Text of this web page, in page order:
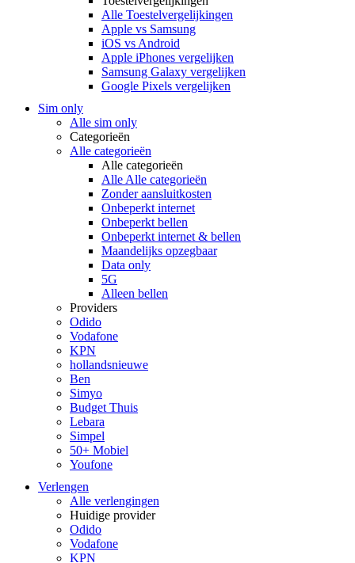
Alle Toestelvergelijkingen
Apple vs Samsung
iOS vs Android
Apple iPhones vergelijken
Samsung Galaxy vergelijken
Google Pixels vergelijken
Sim only
Alle sim only
Categorieën
Alle categorieën
Alle categorieën
Alle Alle categorieën
Zonder aansluitkosten
Onbeperkt internet
Onbeperkt bellen
Onbeperkt internet & bellen
Maandelijks opzegbaar
Data only
5G
Alleen bellen
Providers
Odido
Vodafone
KPN
hollandsnieuwe
Ben
Simyo
Budget Thuis
Lebara
Simpel
50+ Mobiel
Youfone
Verlengen
Alle verlengingen
Huidige provider
Odido
Vodafone
KPN